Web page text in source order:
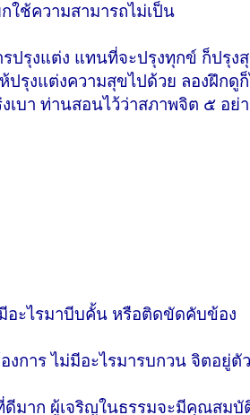
กใช้ความสามารถไม่เป็น
ปรุงแต่ง แทนที่จะปรุงทุกข์ ก็ปรุง
รุงแต่งความสุขไปด้วย ลองฝึกดูก็
เบา ท่านสอนไว้ว่าสภาพจิต ๕ อย่
อะไรมาบีบคั้น หรือติดขัดคับข้อง
งการ ไม่มีอะไรมารบกวน จิตอยู่ตั
ดีมาก ผู้เจริญในธรรมจะมีคุณสม